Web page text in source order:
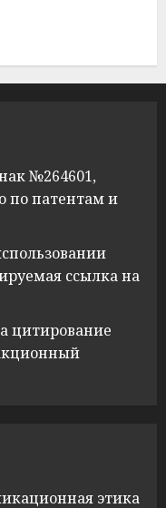
№264601,
по патентам и
ссылка на
цитирование
этика